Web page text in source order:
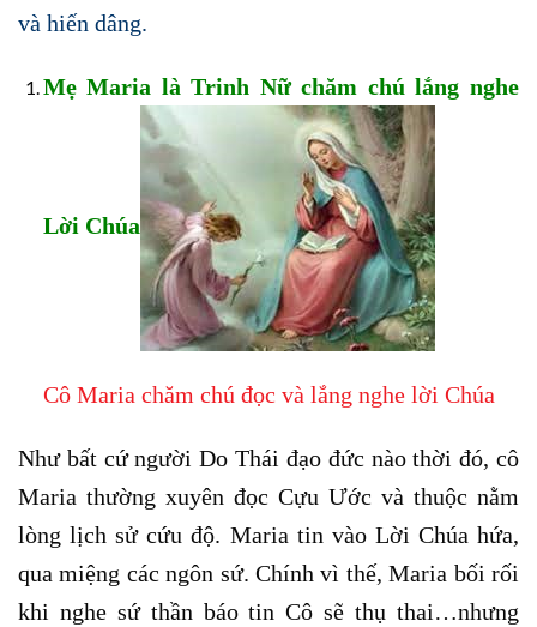
và hiến dâng.
Mẹ Maria là Trinh Nữ chăm chú lắng nghe
Lời Chúa
Cô Maria chăm chú đọc và lắng nghe lời Chúa
Như bất cứ người Do Thái đạo đức nào thời đó, cô
Maria thường xuyên đọc Cựu Ước và thuộc nằm
lòng lịch sử cứu độ. Maria tin vào Lời Chúa hứa,
qua miệng các ngôn sứ. Chính vì thế, Maria bối rối
khi nghe sứ thần báo tin Cô sẽ thụ thai…nhưng